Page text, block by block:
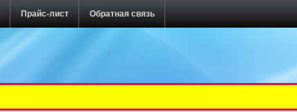
Прайс-лист Обратная связь